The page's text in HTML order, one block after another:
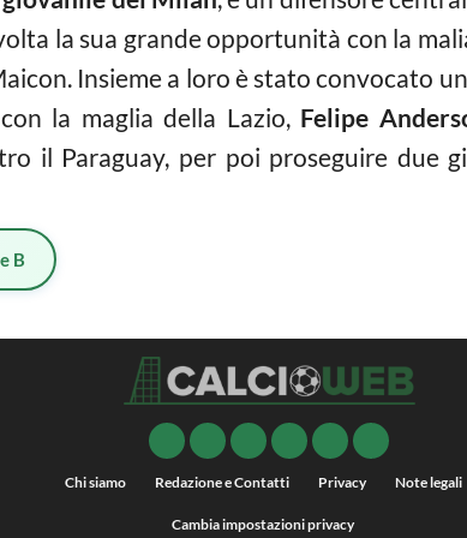
la sua grande opportunità con la
Insieme a loro è stato convocato
la maglia della Lazio, Felipe
il Paraguay, per poi proseguire due
B
Chi siamo Redazione e Contatti Privacy Note legali
Cambia impostazioni privacy